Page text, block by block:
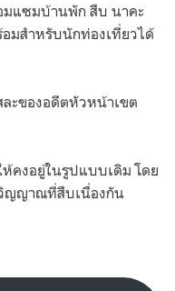
มแซมบ้านพัก สืบ นาคะ
มสำหรับนักท่องเที่ยวได้
ะของอดีตหัวหน้าเขต
คงอยู่ในรูปแบบเดิม โดย
ญญาณที่สืบเนื่องกัน